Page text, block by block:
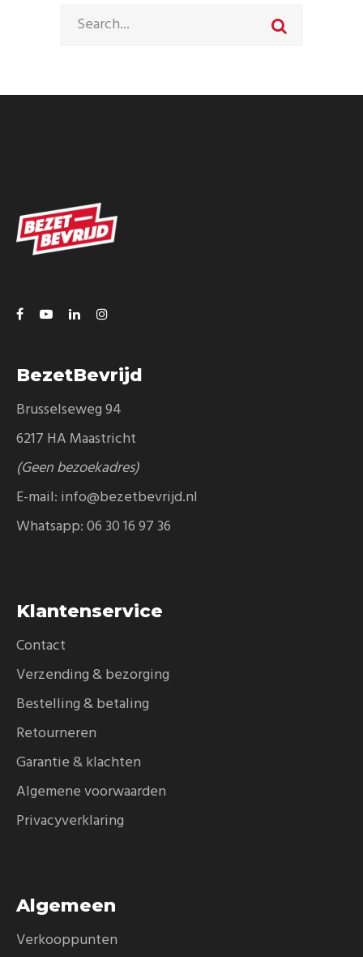
Search
for:
BezetBevrijd
Brusselseweg 94
6217 HA Maastricht
(Geen bezoekadres)
E-mail: info@bezetbevrijd.nl
Whatsapp:06 30 16 97 36
Klantenservice
Contact
Verzending & bezorging
Bestelling & betaling
Retourneren
Garantie & klachten
Algemene voorwaarden
Privacyverklaring
Algemeen
Verkooppunten